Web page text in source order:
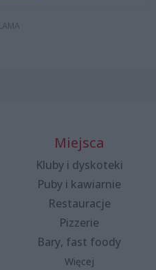
Miejsca
Kluby i dyskoteki
Puby i kawiarnie
Restauracje
Pizzerie
Bary, fast foody
Więcej